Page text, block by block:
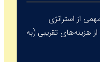
از استراتژی
هزینه‌های تقریبی (به